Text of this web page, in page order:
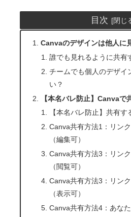
目次
Canvaのデザインは他人に
誰でも見れるように共有
チームでも個人のデザイ
い？
【本名バレ防止】Canvaで
【本名バレ防止】共有す
Canva共有方法1：リン
（編集可）
Canva共有方法3：リン
（閲覧可）
Canva共有方法3：リン
（表示可）
Canva共有方法4：あな